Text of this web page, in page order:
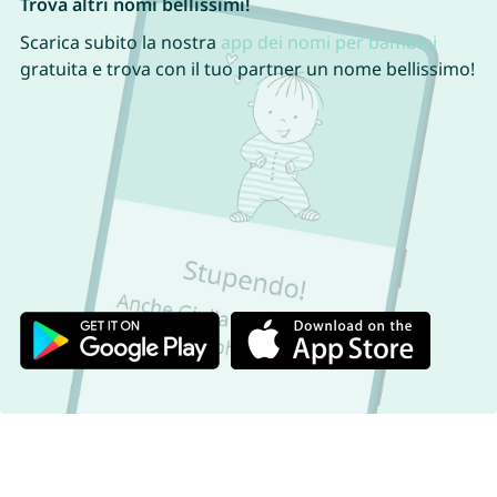
Scarica subito la nostra app dei nomi per bambini
gratuita e trova con il tuo partner un nome bellissimo!